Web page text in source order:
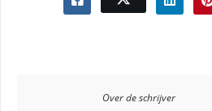
Over de schrijver